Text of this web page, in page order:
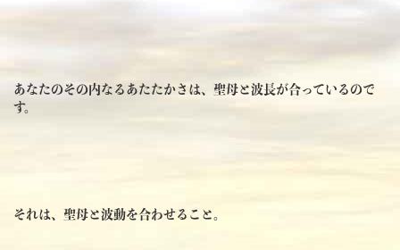
あなたのその内なるあたたかさは、聖母と波長が合っているので
す。
それは、聖母と波動を合わせること。